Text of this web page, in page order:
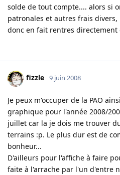
solde de tout compte.... alors si
patronales et autres frais
donc en fait rentres directement
fizzle 9 juin 2008
Je peux m'occuper de la PAO
graphique pour l'année 2008/
juillet car la je dois me trouver
terrains :p. Le plus dur est de
bonheur...
D'ailleurs pour l'affiche à faire
faite à l'arrache par l'un d'entre